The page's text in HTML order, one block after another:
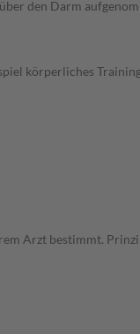
den Darm
körperliches
Arzt bestimmt.